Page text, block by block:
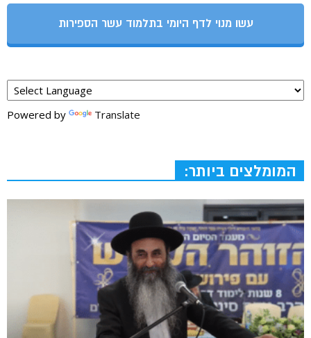
עשו מנוי לדף היומי בתלמוד עשר הספירות
Powered by Translate
המומלצים ביותר: